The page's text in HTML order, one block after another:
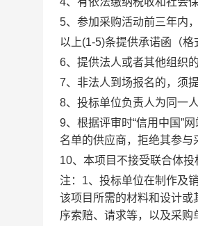
5、参加采购活动前三年内
以上(1-5)条提供承诺函（格
6、提供法人或者其他组织
7、非法人到场报名的，须
8、投标单位负责人为同一
9、根据评审时“信用中国”
名单的供应商，拒绝其参与
10、本项目不接受联合体投
注：1、投标单位在制作及
该项目所需的材料和设计
序索赔、请求等，以及采购